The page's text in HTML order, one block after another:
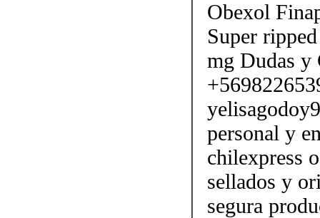
Obexol
Super
mg Dudas y
personal y
chilexpress
sellados y
segura